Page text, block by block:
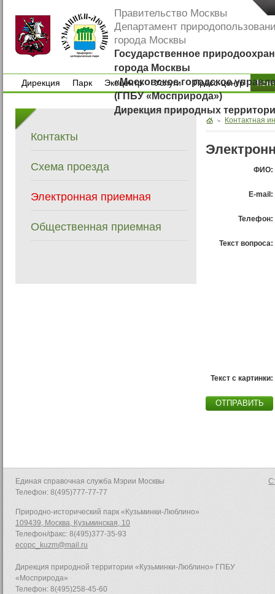
Правительство Москвы
Департамент
города Москвы
Государственное
города Москвы
«Московское городское
(ГПБУ «Мосприрода»)
Дирекция природных
Дирекция
Парк
Экоцентр
Экоцентр
Услуги
Услуги
Пресс-центр
Пресс-центр
Контакты
Схема проезда
Электронная приемная
Общественная приемная
Контактная
ФИО:
E-mail:
Телефон:
Текст вопроса:
Текст c картинки:
ОТПРАВИТЬ
Единая справочная служба Мэрии Москвы
Телефон: 8(495)777-77-77
Природно-исторический парк «Кузьминки-Люблино»
109439, Москва, Кузьминская, 10
Телефон/факс: 8(495)377-35-93
ecopc_kuzm@mail.ru
Дирекция природной территории «Кузьминки-Люблино» ГПБУ
«Мосприрода»
Телефон: 8(495)258-45-60